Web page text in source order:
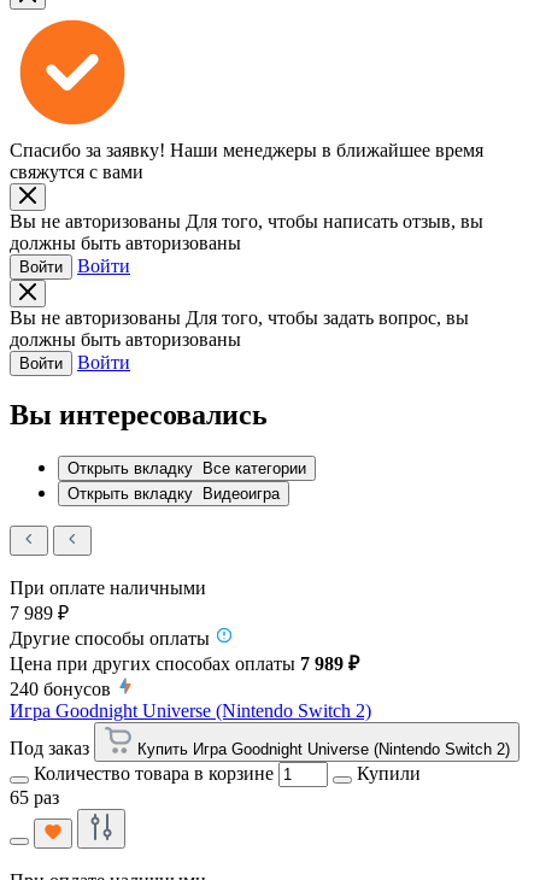
Спасибо за заявку! Наши менеджеры в ближайшее время
свяжутся с вами
Вы не авторизованы Для того, чтобы написать отзыв, вы
должны быть авторизованы
Войти Войти
Вы не авторизованы Для того, чтобы задать вопрос, вы
должны быть авторизованы
Войти Войти
Вы интересовались
Открыть вкладку
Все категории
Открыть вкладку
Видеоигра
При оплате наличными
7 989 ₽
Другие способы оплаты
Цена при других способах оплаты 7 989 ₽
240 бонусов
Игра Goodnight Universe (Nintendo Switch 2)
Под заказ
Купить Игра Goodnight Universe (Nintendo Switch 2)
Количество товара в корзине
Купили
65 раз